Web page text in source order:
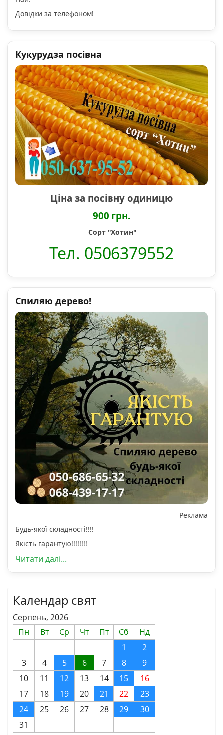
Довідки за телефоном!
Кукурудза посівна
Ціна за посівну одиницю
900 грн.
Сорт "Хотин"
Тел. 0506379552
Спиляю дерево!
Реклама
Будь-якої складності!!!!
Якість гарантую!!!!!!!!
Читати далі...
Календар свят
Серпень, 2026
Пн
Вт Ср Чт Пт Сб
Нд
1
2
3
4 5 6 7 8
9
10
11 12 13 14 15
16
17
18 19 20 21 22
23
24
25 26 27 28 29
30
31